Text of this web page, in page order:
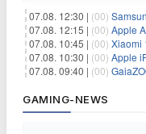
07.08. 12:30 | (00) Samsung
07.08. 12:15 | (00) Apple AirTag
07.08. 10:45 | (00) Xiaomi 17T
07.08. 10:30 | (00) Apple iPhone
07.08. 09:40 | (00)
GAMING-NEWS